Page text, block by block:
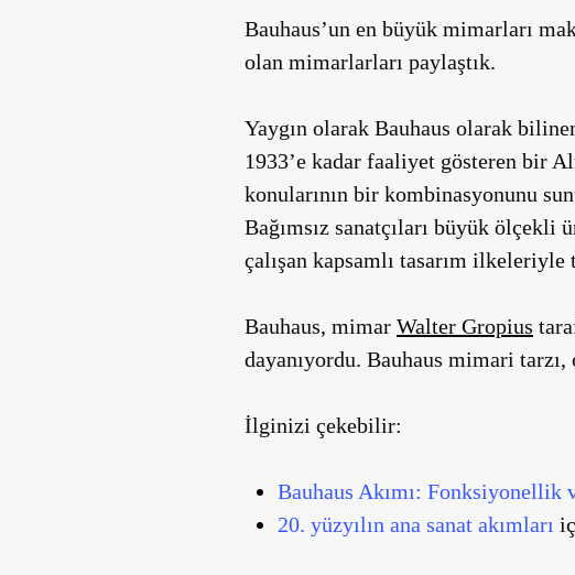
Bauhaus’un en büyük mimarları
olan mimarlarları paylaştık.
Yaygın olarak Bauhaus olarak
1933’e kadar faaliyet gösteren bir
konularının bir kombinasyonunu
Bağımsız sanatçıları büyük
çalışan kapsamlı tasarım ilkeleriyle
Bauhaus, mimar Walter Gropius
dayanıyordu. Bauhaus mimari
İlginizi çekebilir:
Bauhaus Akımı: Fonksiyonellik
20. yüzyılın ana sanat akımları